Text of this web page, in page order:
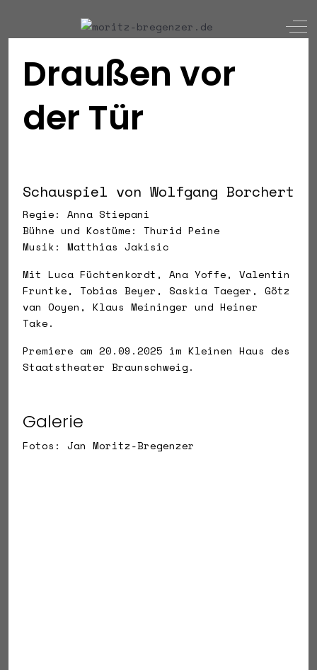
Draußen vor
der Tür
Schauspiel von Wolfgang Borchert
Regie: Anna Stiepani
Bühne und Kostüme: Thurid Peine
Musik: Matthias Jakisic
Mit Luca Füchtenkordt, Ana Yoffe, Valentin
Fruntke, Tobias Beyer, Saskia Taeger, Götz
van Ooyen, Klaus Meininger und Heiner
Take.
Premiere am 20.09.2025 im Kleinen Haus des
Staatstheater Braunschweig.
Galerie
Fotos: Jan Moritz-Bregenzer